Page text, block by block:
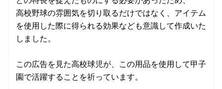
高校野球の雰囲気を切り取るだけではなく、アイテム
を使用した際に得られる効果なども意識して作成いた
しました。
この広告を見た高校球児が、この用品を使用して甲子
園で活躍することを祈っています。